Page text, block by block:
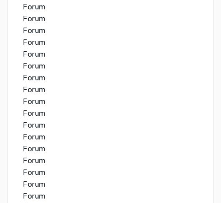
Forum
Forum
Forum
Forum
Forum
Forum
Forum
Forum
Forum
Forum
Forum
Forum
Forum
Forum
Forum
Forum
Forum